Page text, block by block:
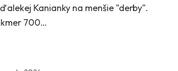
dohodol na pôsobení minimálne do